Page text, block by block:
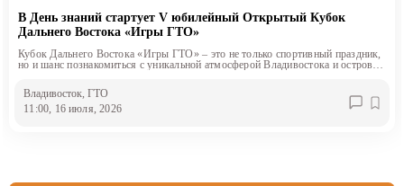
В День знаний стартует V юбилейный Открытый Кубок
Дальнего Востока «Игры ГТО»
Кубок Дальнего Востока «Игры ГТО» – это не только спортивный праздник,
но и шанс познакомиться с уникальной атмосферой Владивостока и острова
Владивосток , ГТО
11:00, 16 июля, 2026